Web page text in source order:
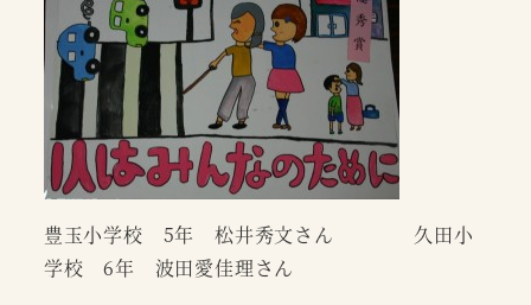
豊玉小学校 5年 松井秀文さん 久田小
学校 6年 波田愛佳理さん